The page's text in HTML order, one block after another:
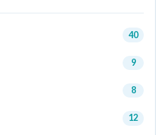
40
9
8
12